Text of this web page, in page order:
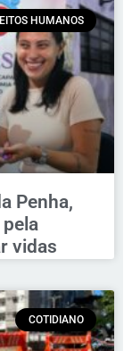
HUMANOS
Penha,
vidas
COTIDIANO